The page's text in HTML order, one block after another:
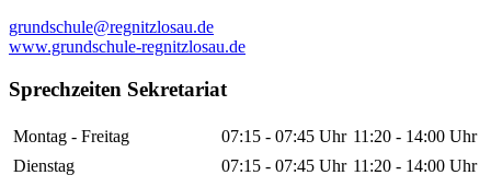
grundschule@regnitzlosau.de
www.grundschule-regnitzlosau.de
Sprechzeiten Sekretariat
Montag - Freitag 07:15 - 07:45 Uhr 11:20 - 14:00 Uhr
Dienstag
07:15 - 07:45 Uhr 11:20 - 14:00 Uhr